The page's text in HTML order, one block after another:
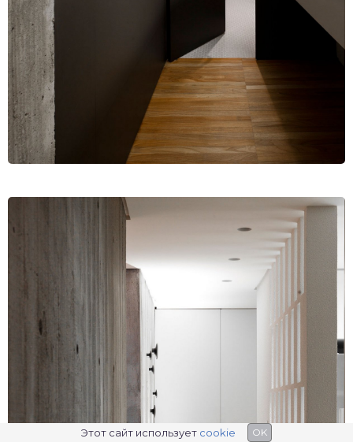
Этот сайт использует cookie OK